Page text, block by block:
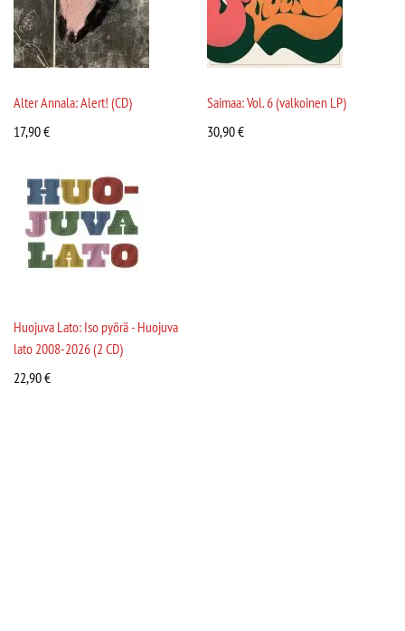
Alter Annala: Alert! (CD)
17,90€
Saimaa: Vol. 6 (valkoinen LP)
30,90€
Huojuva Lato: Iso pyörä - Huojuva
lato 2008-2026 (2 CD)
22,90€